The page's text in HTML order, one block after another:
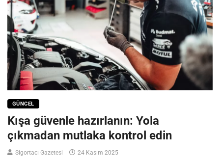
GÜNCEL
Kışa güvenle hazırlanın: Yola
çıkmadan mutlaka kontrol edin
Sigortacı Gazetesi 24 Kasım 2025